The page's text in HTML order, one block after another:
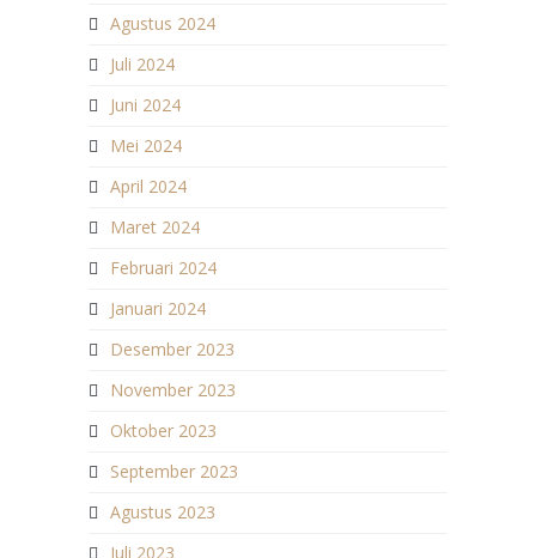
Agustus 2024
Juli 2024
Juni 2024
Mei 2024
April 2024
Maret 2024
Februari 2024
Januari 2024
Desember 2023
November 2023
Oktober 2023
September 2023
Agustus 2023
Juli 2023